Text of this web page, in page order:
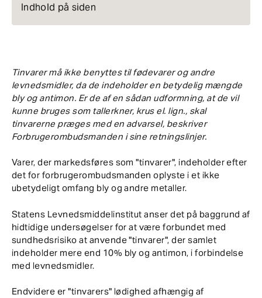
Indhold på siden
Tinvarer må ikke benyttes til fødevarer og andre
levnedsmidler, da de indeholder en betydelig mængde
bly og antimon. Er de af en sådan udformning, at de vil
kunne bruges som tallerkner, krus el. lign., skal
tinvarerne præges med en advarsel, beskriver
Forbrugerombudsmanden i sine retningslinjer.
Varer, der markedsføres som "tinvarer", indeholder efter
det for forbrugerombudsmanden oplyste i et ikke
ubetydeligt omfang bly og andre metaller.
Statens Levnedsmiddelinstitut anser det på baggrund af
hidtidige undersøgelser for at være forbundet med
sundhedsrisiko at anvende "tinvarer", der samlet
indeholder mere end 10% bly og antimon, i forbindelse
med levnedsmidler.
Endvidere er "tinvarers" lødighed afhængig af